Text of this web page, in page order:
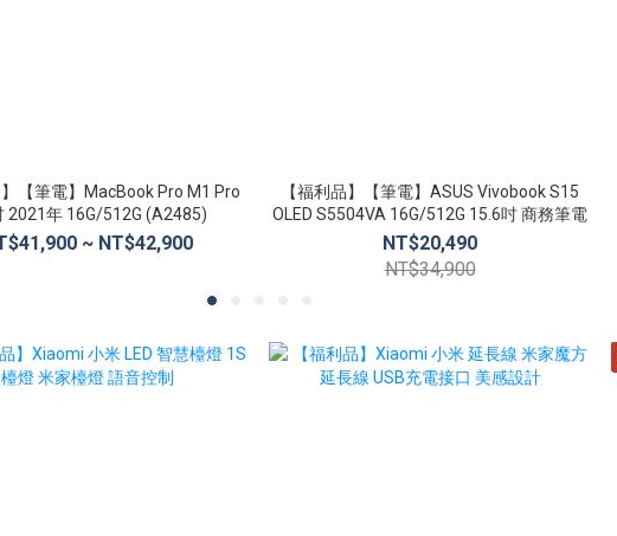
】【筆電】MacBook Pro M1 Pro
2021年 16G/512G (A2485)
~ NT$42,900
【福利品】【筆電】ASUS Vivobook S15
OLED S5504VA 16G/512G 15.6吋 商務筆電
NT$20,490
NT$34,900